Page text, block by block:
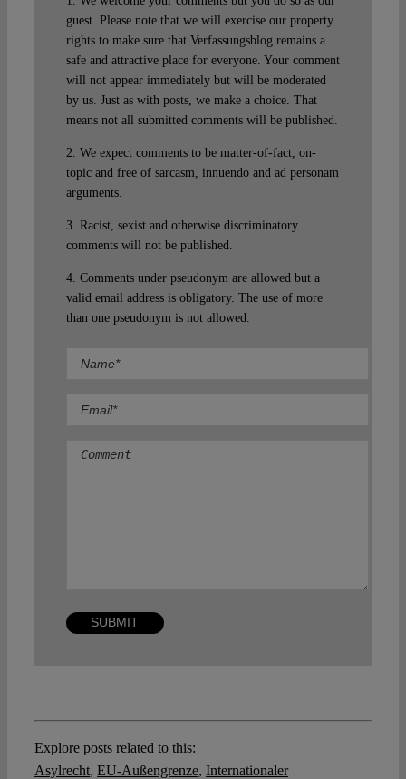
guest. Please note that we will exercise our property
rights to make sure that Verfassungsblog remains a
safe and attractive place for everyone. Your comment
will not appear immediately but will be moderated
by us. Just as with posts, we make a choice. That
means not all submitted comments will be published.
2. We expect comments to be matter-of-fact, on-
topic and free of sarcasm, innuendo and ad personam
arguments.
3. Racist, sexist and otherwise discriminatory
comments will not be published.
4. Comments under pseudonym are allowed but a
valid email address is obligatory. The use of more
than one pseudonym is not allowed.
Explore posts related to this:
Asylrecht, EU-Außengrenze, Internationaler